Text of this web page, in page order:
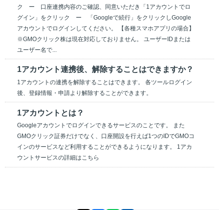
ク ー 口座連携内容のご確認、同意いただき「1アカウントでロ
グイン」をクリック ー 「Googleで続行」をクリックしGoogle
アカウントでログインしてください。 【各種スマホアプリの場合】
※GMOクリック株は現在対応しておりません。 ユーザーIDまたは
ユーザー名で...
1アカウント連携後、解除することはできますか？
1アカウントの連携を解除することはできます。 各ツールログイン
後、登録情報・申請より解除することができます。
1アカウントとは？
Googleアカウントでログインできるサービスのことです。 また
GMOクリック証券だけでなく、口座開設を行えば1つのIDでGMOコ
インのサービスなど利用することができるようになります。 1アカ
ウントサービスの詳細はこちら